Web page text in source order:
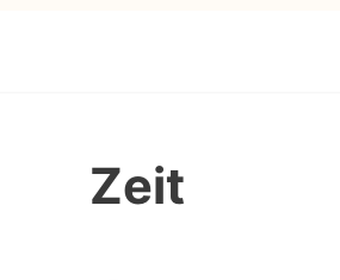
Zeit